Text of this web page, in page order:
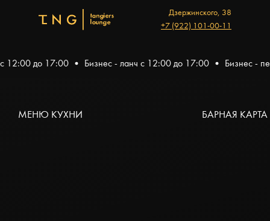
Дзержинского, 38
+7 (922) 101-00-11
12:00 до 17:00 Бизнес - ланч с 12:00 до 17:00 Бизнес -
БАРНАЯ КАРТА
МЕНЮ КУХНИ